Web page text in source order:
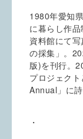
1980年愛知
に暮らし作
資料館にて
の採集」。
版)を刊行。
プロジェク
Annual」に詩
・